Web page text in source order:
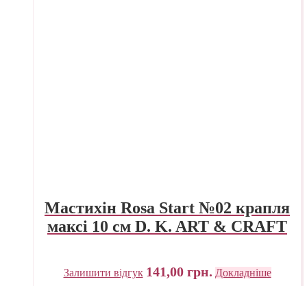
Мастихін Rosa Start №02 крапля
максі 10 см D. K. ART & CRAFT
Залишити відгук 141,00 грн. Докладніше